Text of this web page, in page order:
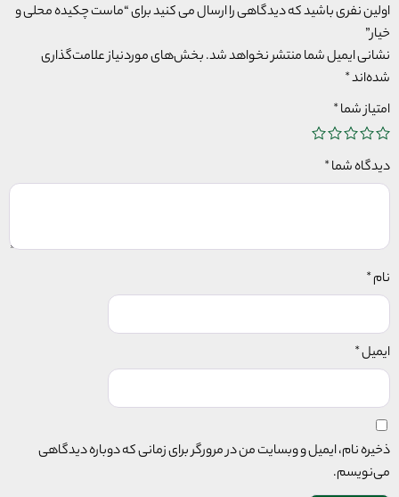
اولین نفری باشید که دیدگاهی را ارسال می کنید برای “ماست چکیده محلی و
خیار”
نشانی ایمیل شما منتشر نخواهد شد.بخش‌های موردنیاز علامت‌گذاری
شده‌اند*
امتیاز شما*
دیدگاه شما*
نام*
ایمیل*
ذخیره نام، ایمیل و وبسایت من در مرورگر برای زمانی که دوباره دیدگاهی
می‌نویسم.